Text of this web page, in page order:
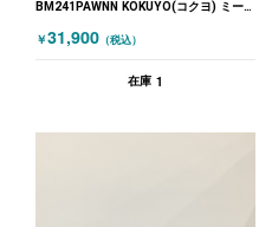
BM241PAWNN KOKUYO(コクヨ) ミー
～ ホワイト
￥31,900 （税込）
在庫 1